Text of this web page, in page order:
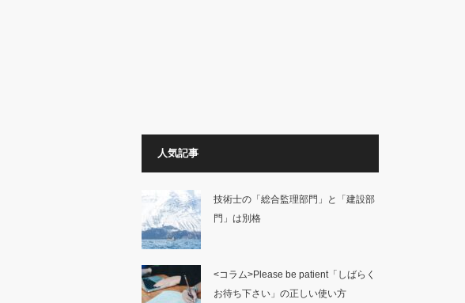
人気記事
技術士の「総合監理部門」と「建設部
門」は別格
<コラム>Please be patient「しばらく
お待ち下さい」の正しい使い方